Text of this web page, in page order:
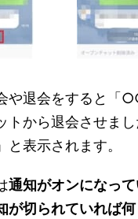
や退会をすると
トから退会させま
表示されます。
通知がオンになっ
が切られていれば